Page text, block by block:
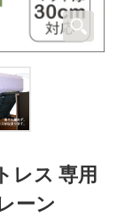
レス 専用
ーン